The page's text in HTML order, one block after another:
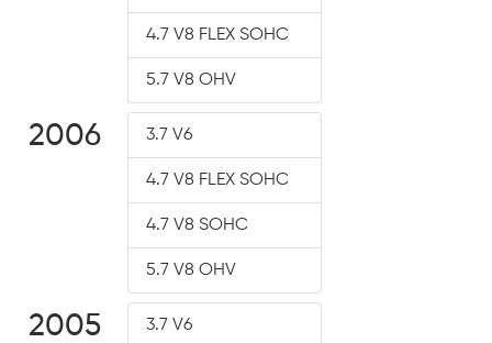
4.7 V8 FLEX SOHC
5.7 V8 OHV
2006 3.7 V6
4.7 V8 FLEX SOHC
4.7 V8 SOHC
5.7 V8 OHV
2005 3.7 V6